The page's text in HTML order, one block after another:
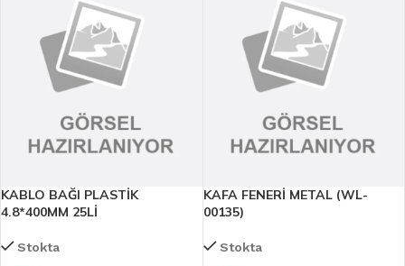
KABLO BAĞI PLASTİK
4.8*400MM 25Lİ
Stokta
KAFA FENERİ METAL (WL-
00135)
Stokta